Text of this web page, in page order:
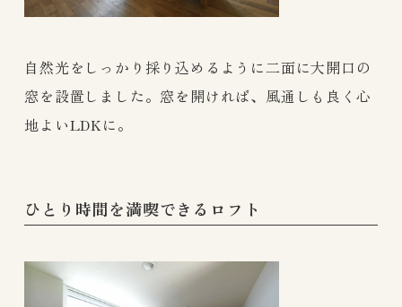
自然光をしっかり採り込めるように二面に大開口の
窓を設置しました。窓を開ければ、風通しも良く心
地よいLDKに。
ひとり時間を満喫できるロフト